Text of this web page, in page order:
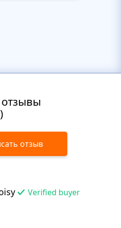
отзыв
Verified buyer